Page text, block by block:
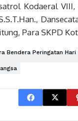
Kodaeral
Para SKPD
Bendera Peringatan